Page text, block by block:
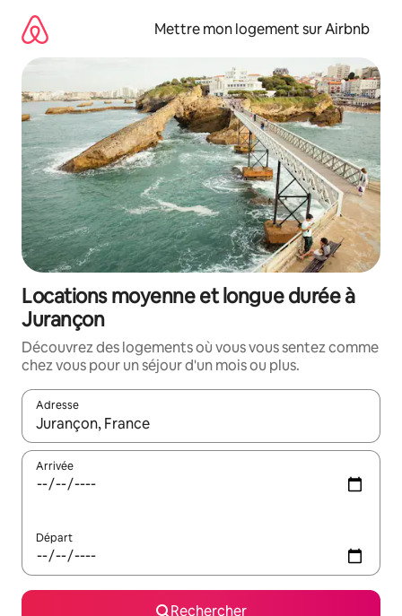
directement
contenu
Mettre mon logement sur Airbnb
Locations moyenne et longue durée à
Jurançon
Découvrez des logements où vous vous sentez comme
chez vous pour un séjour d'un mois ou plus.
Adresse
Lorsque les résultats s'affichent, utilisez les flèches vers le
Arrivée
Départ
Rechercher